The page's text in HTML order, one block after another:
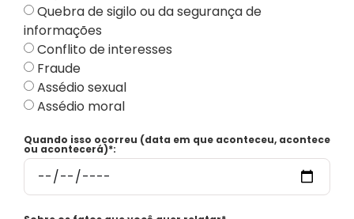
Quebra de sigilo ou da segurança de
informações
Conflito de interesses
Fraude
Assédio sexual
Assédio moral
Quando isso ocorreu (data em que aconteceu, acontece
ou acontecerá)*: